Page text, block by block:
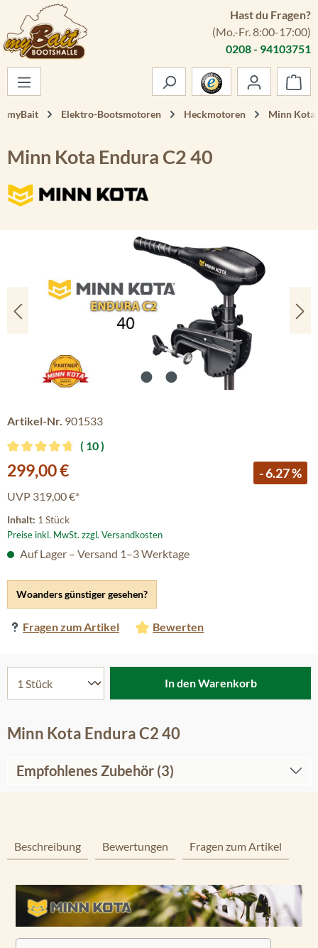
Zum Hauptinhalt springen
Hast du Fragen?
(Mo.-Fr. 8:00-17:00)
0208 - 94103751
myBait Elektro-Bootsmotoren Heckmotoren Minn Kota
Minn Kota Endura C2 40
Bildergalerie überspringen
Artikel-Nr. 901533
Durchschnittliche Bewertung von 4.8 von 5 Sternen
10
Verkaufspreis:
299,00 € - 6.27 %
UVP 319,00 €*
Inhalt: 1 Stück
Preise inkl. MwSt. zzgl. Versandkosten
Woanders günstiger gesehen?
Fragen zum Artikel Bewerten
Auf Lager – Versand 1–3 Werktage
In den Warenkorb
Minn Kota Endura C2 40
Empfohlenes Zubehör (3)
Beschreibung Bewertungen Fragen zum Artikel